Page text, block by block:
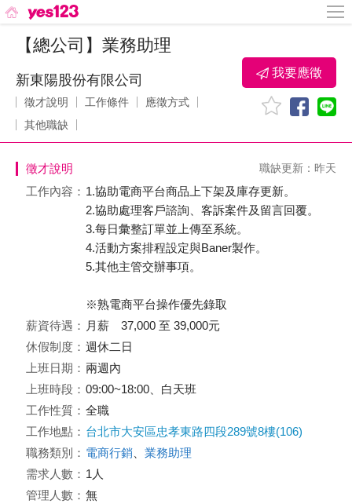
【總公司】業務助理
新東陽股份有限公司
徵才說明 工作條件
應徵方式
其他職缺
我要應徵
徵才說明 職缺更新：昨天
工作內容： 1.協助電商平台商品上下架及庫存更新。
2.協助處理客戶諮詢、客訴案件及留言回覆。
3.每日彙整訂單並上傳至系統。
4.活動方案排程設定與Baner製作。
5.其他主管交辦事項。
※熟電商平台操作優先錄取
薪資待遇： 月薪 37,000 至 39,000元
休假制度： 週休二日
上班日期： 兩週內
上班時段： 09:00~18:00、白天班
工作性質： 全職
工作地點： 台北市大安區忠孝東路四段289號8樓(106)
職務類別： 電商行銷
業務助理
需求人數： 1人
管理人數： 無